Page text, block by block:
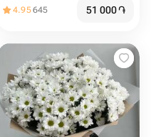
4.95645 51 000֏